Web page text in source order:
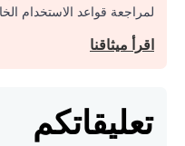
لمراجعة قواعد الاستخدام
اقرأ ميثاقنا
تعليقاتكم